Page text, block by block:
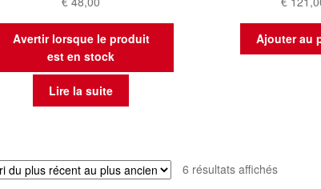
Avertir lorsque le produit
est en stock
Lire la suite
Ajouter au
6 résultats affichésTrié